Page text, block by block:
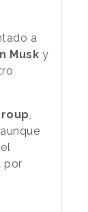
a
Musk y
,
por